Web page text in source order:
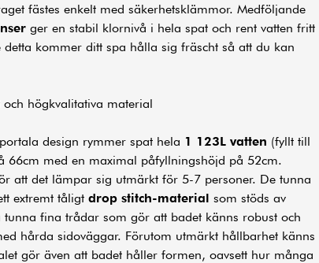
fästes enkelt med säkerhetsklämmor. Medföljande
ger en stabil klornivå i hela spat och rent vatten fritt
detta kommer ditt spa hålla sig fräscht så att du kan
och högkvalitativa material
design rymmer spat hela 1 123L vatten (fyllt till
66cm med en maximal påfyllningshöjd på 52cm.
att det lämpar sig utmärkt för 5-7 personer. De tunna
extremt tåligt drop stitch-material som stöds av
tunna fina trådar som gör att badet känns robust och
hårda sidoväggar. Förutom utmärkt hållbarhet känns
gör även att badet håller formen, oavsett hur många